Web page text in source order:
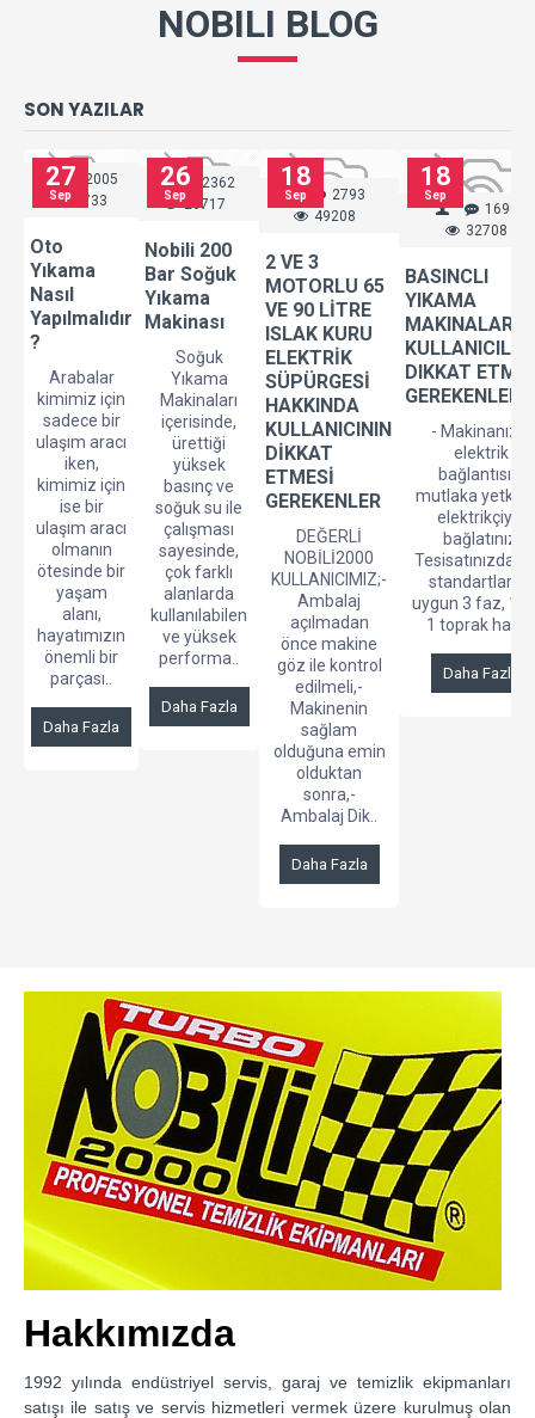
NOBILI BLOG
SON YAZILAR
27
Sep
2005
32733
Oto
Yıkama
Nasıl
Yapılmalıdır
?
Arabalar
kimimiz için
sadece bir
ulaşım aracı
iken,
kimimiz için
ise bir
ulaşım aracı
olmanın
ötesinde bir
yaşam
alanı,
hayatımızın
önemli bir
parçası..
Daha Fazla
26
Sep
2362
26717
Nobili 200
Bar Soğuk
Yıkama
Makinası
Soğuk
Yıkama
Makinaları
içerisinde,
ürettiği
yüksek
basınç ve
soğuk su ile
çalışması
sayesinde,
çok farklı
alanlarda
kullanılabilen
ve yüksek
performa..
Daha Fazla
18
Sep
2793
49208
2 VE 3
MOTORLU 65
VE 90 LİTRE
ISLAK KURU
ELEKTRİK
SÜPÜRGESİ
HAKKINDA
KULLANICININ
DİKKAT
ETMESİ
GEREKENLER
DEĞERLİ
NOBİLİ2000
KULLANICIMIZ;-
Ambalaj
açılmadan
önce makine
göz ile kontrol
edilmeli,-
Makinenin
sağlam
olduğuna emin
olduktan
sonra,-
Ambalaj Dik..
Daha Fazla
18
Sep
1690
32708
BASINCLI
YIKAMA
DIKKAT
GEREKENLER
- Makinanızın
elektrik
bağlantısını
mutlaka yetkili
elektrikçiye
bağlatınız.
Tesisatınızda
standartlarına
uygun 3 faz,
1 toprak hattı
Daha Fazla
Hakkımızda
1992 yılında endüstriyel servis, garaj ve temizlik ekipmanları
satışı ile satış ve servis hizmetleri vermek üzere kurulmuş olan